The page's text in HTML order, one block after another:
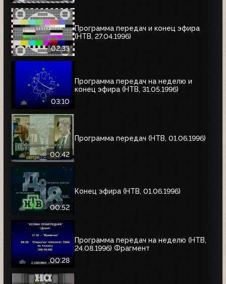
02:33
Программа передач и конец эфира
(НТВ, 27.04.1996)
03:10
Программа передач на неделю и
конец эфира (НТВ, 31.05.1996)
00:42
Программа передач (НТВ, 01.06.1996)
00:52
Конец эфира (НТВ, 01.06.1996)
00:28
Программа передач на неделю (НТВ,
24.08.1996) Фрагмент